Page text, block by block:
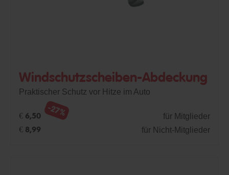
Windschutzscheiben-Abdeckung
Praktischer Schutz vor Hitze im Auto
€ 6,50 -27% für Mitglieder
€ 8,99 für Nicht-Mitglieder